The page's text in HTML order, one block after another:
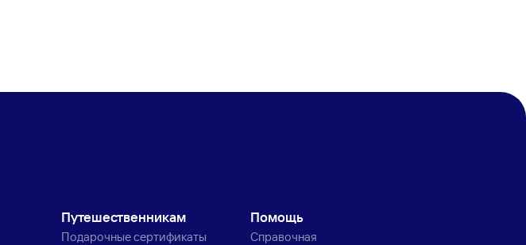
Путешественникам
Подарочные сертификаты
Помощь
Справочная